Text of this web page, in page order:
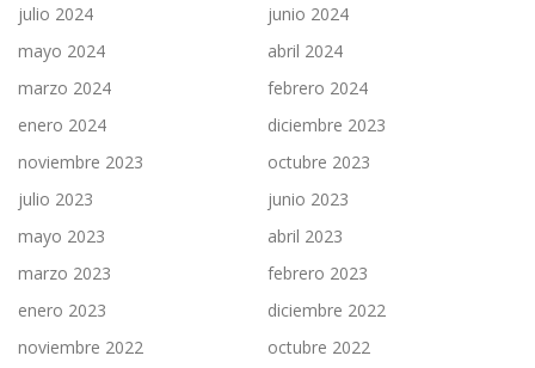
julio 2024
junio 2024
mayo 2024
abril 2024
marzo 2024
febrero 2024
enero 2024
diciembre 2023
noviembre 2023
octubre 2023
julio 2023
junio 2023
mayo 2023
abril 2023
marzo 2023
febrero 2023
enero 2023
diciembre 2022
noviembre 2022
octubre 2022